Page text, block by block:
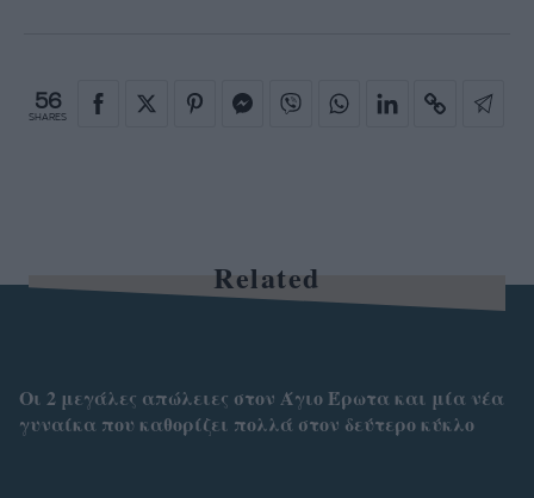
56
SHARES
Related
Οι 2 μεγάλες απώλειες στον Άγιο Έρωτα και μία νέα
γυναίκα που καθορίζει πολλά στον δεύτερο κύκλο